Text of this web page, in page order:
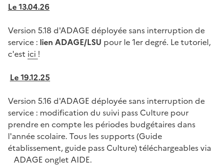
Le 13.04.26
Version 5.18 d'ADAGE déployée sans interruption de
service : lien ADAGE/LSU pour le 1er degré. Le tutoriel,
c'est ici !
Le 19.12.25
Version 5.16 d'ADAGE déployée sans interruption de
service : modification du suivi pass Culture pour
prendre en compte les périodes budgétaires dans
l'année scolaire. Tous les supports (Guide
établissement, guide pass Culture) téléchargeables via
ADAGE onglet AIDE.